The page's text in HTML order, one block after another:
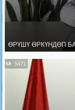
ӨРҮШҮ ӨРКҮНДӨП
5471